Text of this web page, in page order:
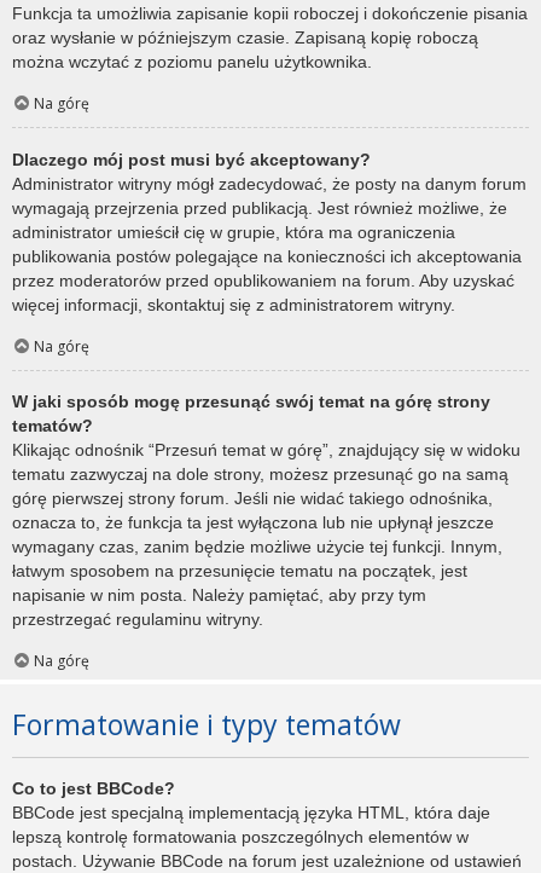
Funkcja ta umożliwia zapisanie kopii roboczej i dokończenie pisania
oraz wysłanie w późniejszym czasie. Zapisaną kopię roboczą
można wczytać z poziomu panelu użytkownika.
Na górę
Dlaczego mój post musi być akceptowany?
Administrator witryny mógł zadecydować, że posty na danym forum
wymagają przejrzenia przed publikacją. Jest również możliwe, że
administrator umieścił cię w grupie, która ma ograniczenia
publikowania postów polegające na konieczności ich akceptowania
przez moderatorów przed opublikowaniem na forum. Aby uzyskać
więcej informacji, skontaktuj się z administratorem witryny.
Na górę
W jaki sposób mogę przesunąć swój temat na górę strony
tematów?
Klikając odnośnik “Przesuń temat w górę”, znajdujący się w widoku
tematu zazwyczaj na dole strony, możesz przesunąć go na samą
górę pierwszej strony forum. Jeśli nie widać takiego odnośnika,
oznacza to, że funkcja ta jest wyłączona lub nie upłynął jeszcze
wymagany czas, zanim będzie możliwe użycie tej funkcji. Innym,
łatwym sposobem na przesunięcie tematu na początek, jest
napisanie w nim posta. Należy pamiętać, aby przy tym
przestrzegać regulaminu witryny.
Na górę
Formatowanie i typy tematów
Co to jest BBCode?
BBCode jest specjalną implementacją języka HTML, która daje
lepszą kontrolę formatowania poszczególnych elementów w
postach. Używanie BBCode na forum jest uzależnione od ustawień